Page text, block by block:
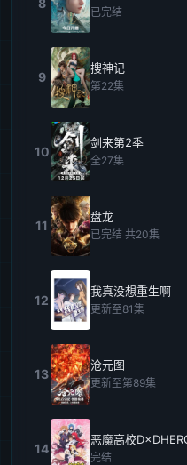
已完结
9
搜神记
第22集
10
剑来第2季
全27集
11
盘龙
已完结 共20集
12
我真没想重生啊
更新至81集
13
沧元图
更新至第89集
14
恶魔高校
完结